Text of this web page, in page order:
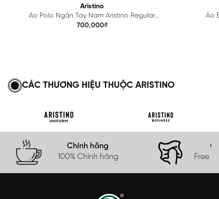
Aristino
Áo Polo Ngắn Tay Nam Aristino Regular
APS615EDP01
700,000₫
Áo
CÁC THƯƠNG HIỆU THUỘC ARISTINO
Chính hãng
100% Chính hãng
Free